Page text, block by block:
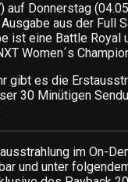
Donnerstag
aus der Full
ist eine Battle Royal
Women´s
gibt es die
30 Minütigen
im On-
und unter